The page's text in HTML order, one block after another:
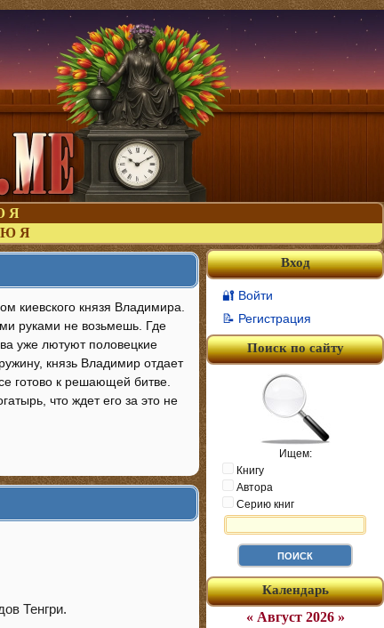
Я
Ю Я
киевского князя Владимира.
руками не возьмешь. Где
уже лютуют половецкие
князь Владимир отдает
готово к решающей битве.
что ждет его за это не
Тенгри.
Вход
🔐 Войти
📝 Регистрация
Поиск по сайту
Ищем:
Книгу
Автора
Серию книг
Календарь
« Август 2026 »